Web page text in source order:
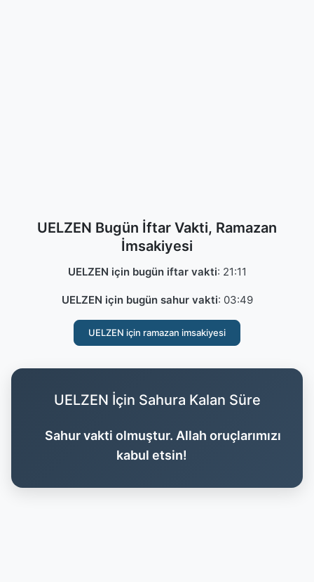
UELZEN Bugün İftar Vakti, Ramazan
İmsakiyesi
UELZEN için bugün iftar vakti: 21:11
UELZEN için bugün sahur vakti: 03:49
UELZEN için ramazan imsakiyesi
UELZEN İçin Sahura Kalan Süre
Sahur vakti olmuştur. Allah oruçlarımızı
kabul etsin!